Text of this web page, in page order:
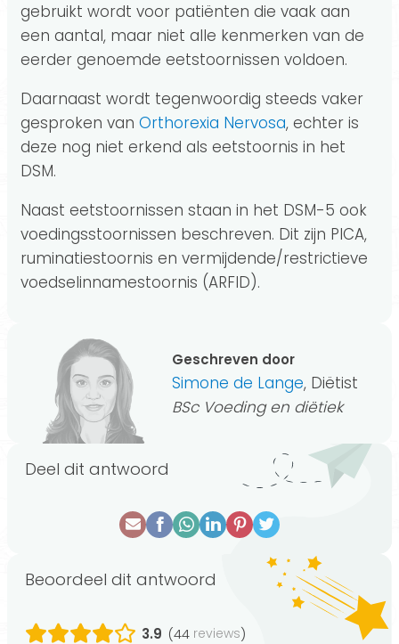
gebruikt wordt voor patiënten die vaak aan
een aantal, maar niet alle kenmerken van de
eerder genoemde eetstoornissen voldoen.
Daarnaast wordt tegenwoordig steeds vaker
gesproken van Orthorexia Nervosa, echter is
deze nog niet erkend als eetstoornis in het
DSM.
Naast eetstoornissen staan in het DSM-5 ook
voedingsstoornissen beschreven. Dit zijn PICA,
ruminatiestoornis en vermijdende/restrictieve
voedselinnamestoornis (ARFID).
Geschreven door
Simone de Lange, Diëtist
BSc Voeding en diëtiek
Deel dit antwoord
Beoordeel dit antwoord
3.9 (44 reviews)